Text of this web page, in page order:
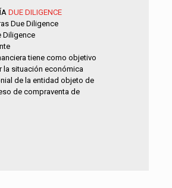
DUE DILIGENCE
Due Diligence
Diligence
tiene como objetivo
la situación económica
de la entidad objeto de
de compraventa de